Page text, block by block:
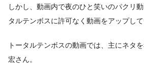
しかし、動画内で夜のひと笑いのパクリ
タルテンボスに許可なく動画をアップして
トータルテンボスの動画では、主にネタ
宏さん。